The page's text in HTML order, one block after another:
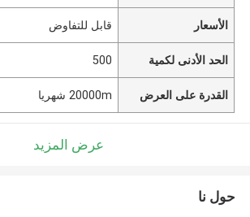
الأسعار قابل للتفاوض
الحد الأدنى لكمية 500
القدرة على العرض 20000m شهريا
عرض المزيد
حول نا